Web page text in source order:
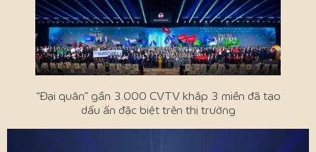
“Đại quân” gần 3.000 CVTV khắp 3 miền đã tạo
dấu ấn đặc biệt trên thị trường